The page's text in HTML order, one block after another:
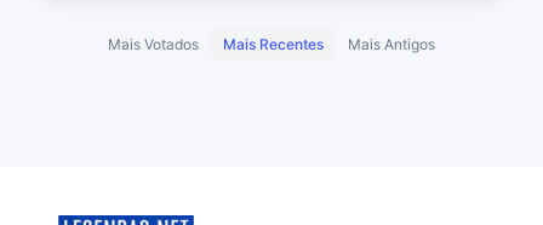
Mais Votados Mais Recentes Mais Antigos